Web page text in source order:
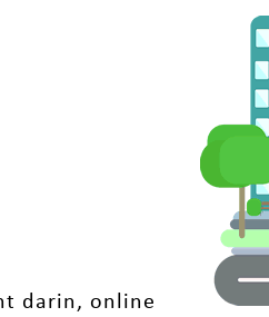
darin, online